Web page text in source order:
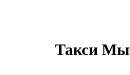
Такси